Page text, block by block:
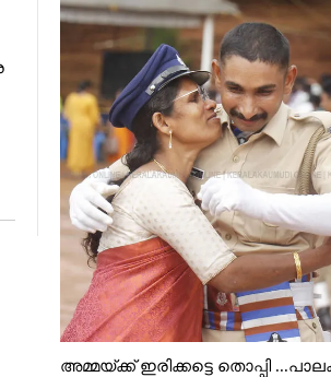
അമ്മയ്ക്ക് ഇരിക്കട്ടെ തൊപ്പി